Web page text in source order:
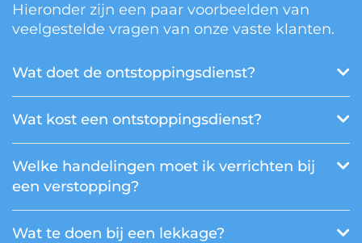
Hieronder zijn een paar voorbeelden van
veelgestelde vragen van onze vaste klanten.
Wat doet de ontstoppingsdienst?
Wat kost een ontstoppingsdienst?
Welke handelingen moet ik verrichten bij
een verstopping?
Wat te doen bij een lekkage?